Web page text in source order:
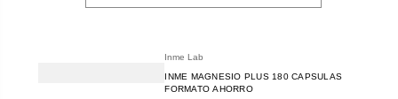
Inme Lab
INME MAGNESIO PLUS 180 CAPSULAS
FORMATO AHORRO